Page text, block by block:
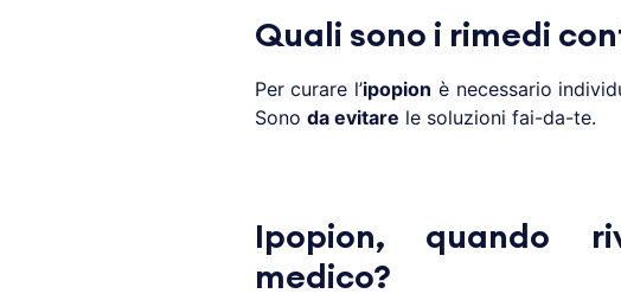
Quali sono i rimedi
Per curare l’ipopion è necessario
Sono da evitare le soluzioni fai-da-te.
Ipopion, quando
medico?